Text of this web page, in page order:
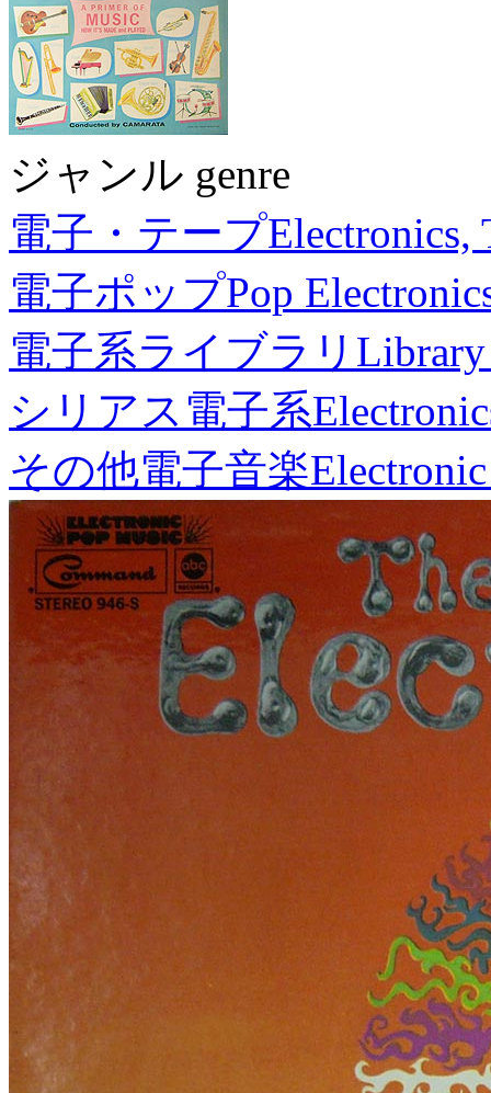
ジャンル genre
電子・テープElectronics,
電子ポップPop
電子系ライブラリ
シリアス電子系
その他電子音楽